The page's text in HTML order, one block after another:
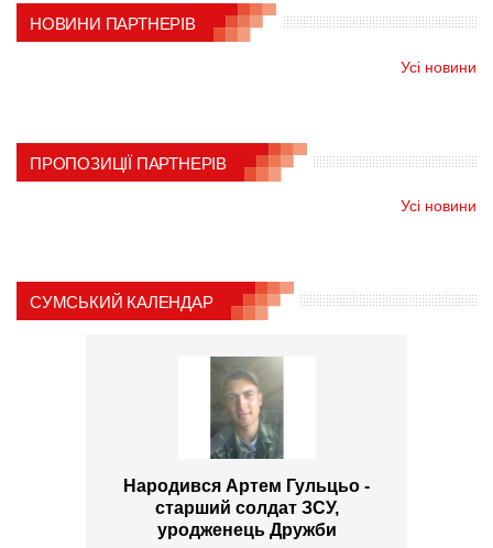
НОВИНИ ПАРТНЕРІВ
Усі новини
ПРОПОЗИЦІЇ ПАРТНЕРІВ
Усі новини
СУМСЬКИЙ КАЛЕНДАР
Народився Артем Гульцьо -
старший солдат ЗСУ,
уродженець Дружби